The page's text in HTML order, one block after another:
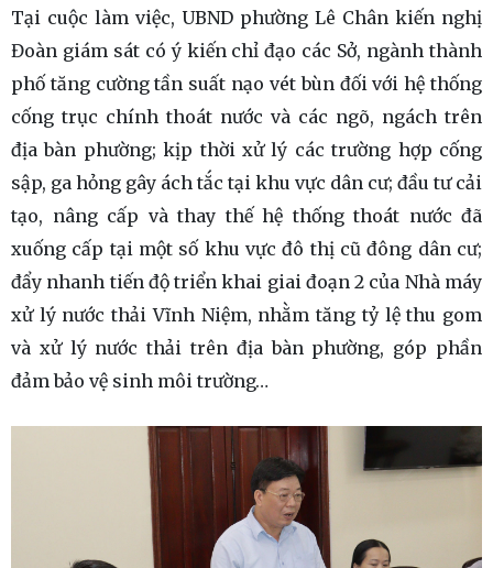
Tại cuộc làm việc, UBND phường Lê Chân kiến nghị
Đoàn giám sát có ý kiến chỉ đạo các Sở, ngành thành
phố tăng cường tần suất nạo vét bùn đối với hệ thống
cống trục chính thoát nước và các ngõ, ngách trên
địa bàn phường; kịp thời xử lý các trường hợp cống
sập, ga hỏng gây ách tắc tại khu vực dân cư; đầu tư cải
tạo, nâng cấp và thay thế hệ thống thoát nước đã
xuống cấp tại một số khu vực đô thị cũ đông dân cư;
đẩy nhanh tiến độ triển khai giai đoạn 2 của Nhà máy
xử lý nước thải Vĩnh Niệm, nhằm tăng tỷ lệ thu gom
và xử lý nước thải trên địa bàn phường, góp phần
đảm bảo vệ sinh môi trường…